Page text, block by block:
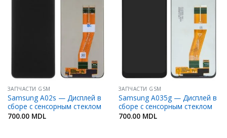
Добавить
в
Избранное
ЗАПЧАСТИ GSM
Samsung A02s — Дисплей в
сборе с сенсорным стеклом
700.00 MDL
Добавить
в
Избранное
ЗАПЧАСТИ GSM
Samsung A035g — Дисплей в
сборе с сенсорным стеклом
700.00 MDL